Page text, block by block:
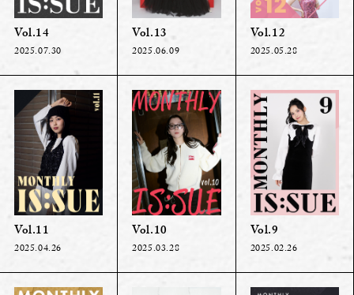
Vol.14
2025.07.30
Vol.13
2025.06.09
Vol.12
2025.05.28
Vol.11
2025.04.26
Vol.10
2025.03.28
Vol.9
2025.02.26